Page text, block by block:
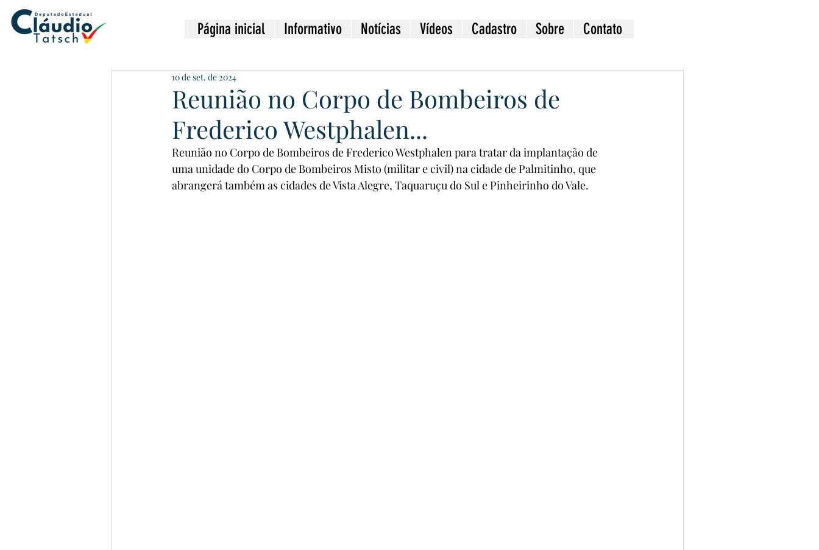
Página inicial Informativo Notícias Vídeos Cadastro Sobre Contato
Reunião no Corpo de Bombeiros de
Frederico Westphalen...
10 de set. de 2024
Reunião no Corpo de Bombeiros de Frederico Westphalen para tratar da implantação de
uma unidade do Corpo de Bombeiros Misto (militar e civil) na cidade de Palmitinho, que
abrangerá também as cidades de Vista Alegre, Taquaruçu do Sul e Pinheirinho do Vale.